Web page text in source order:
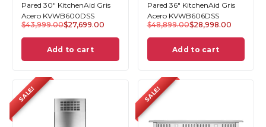
Pared 30" KitchenAid Gris
Acero KVWB600DSS
$43,999.00$27,699.00
Add to cart
Pared 36" KitchenAid Gris
Acero KVWB606DSS
$48,899.00$28,998.00
Add to cart
SALE! SALE!